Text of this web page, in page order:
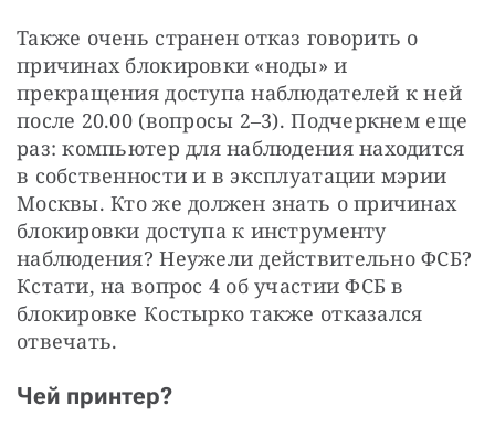
Также очень странен отказ говорить о
причинах блокировки «ноды» и
прекращения доступа наблюдателей к ней
после 20.00 (вопросы 2‒3). Подчеркнем еще
раз: компьютер для наблюдения находится
в собственности и в эксплуатации мэрии
Москвы. Кто же должен знать о причинах
блокировки доступа к инструменту
наблюдения? Неужели действительно ФСБ?
Кстати, на вопрос 4 об участии ФСБ в
блокировке Костырко также отказался
отвечать.
Чей принтер?